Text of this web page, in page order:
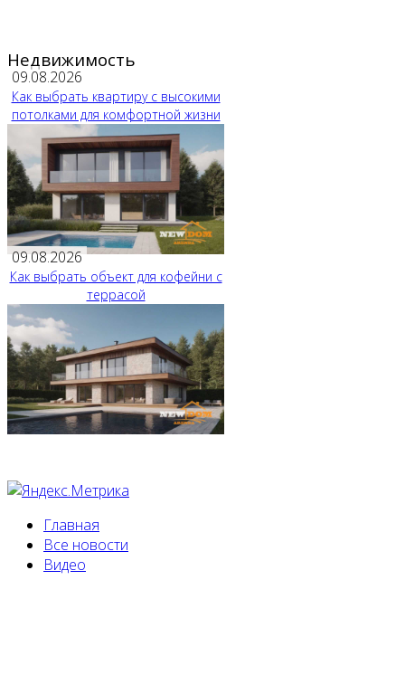
Недвижимость
09.08.2026
Как выбрать квартиру с высокими
потолками для комфортной жизни
09.08.2026
Как выбрать объект для кофейни с
террасой
Главная
Все новости
Видео